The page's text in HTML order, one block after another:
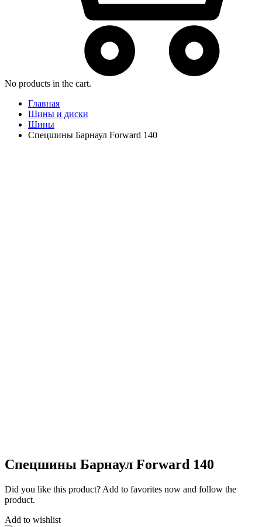
No products in the cart.
Главная
Шины и диски
Шины
Спецшины Барнаул Forward 140
Спецшины Барнаул Forward 140
Did you like this product? Add to favorites now and follow the
product.
Add to wishlist